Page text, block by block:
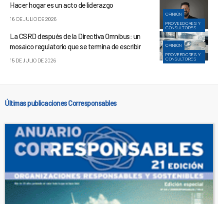
OPINIÓN
PROVEEDORES Y
CONSULTORES
Hacer hogar es un acto de liderazgo
16 DE JULIO DE 2026
OPINIÓN
PROVEEDORES Y
CONSULTORES
La CSRD después de la Directiva Omnibus: un
mosaico regulatorio que se termina de escribir
15 DE JULIO DE 2026
Últimas publicaciones Corresponsables